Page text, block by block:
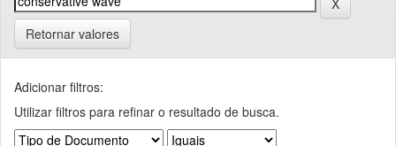
Retornar valores
Adicionar filtros:
Utilizar filtros para refinar o resultado de busca.